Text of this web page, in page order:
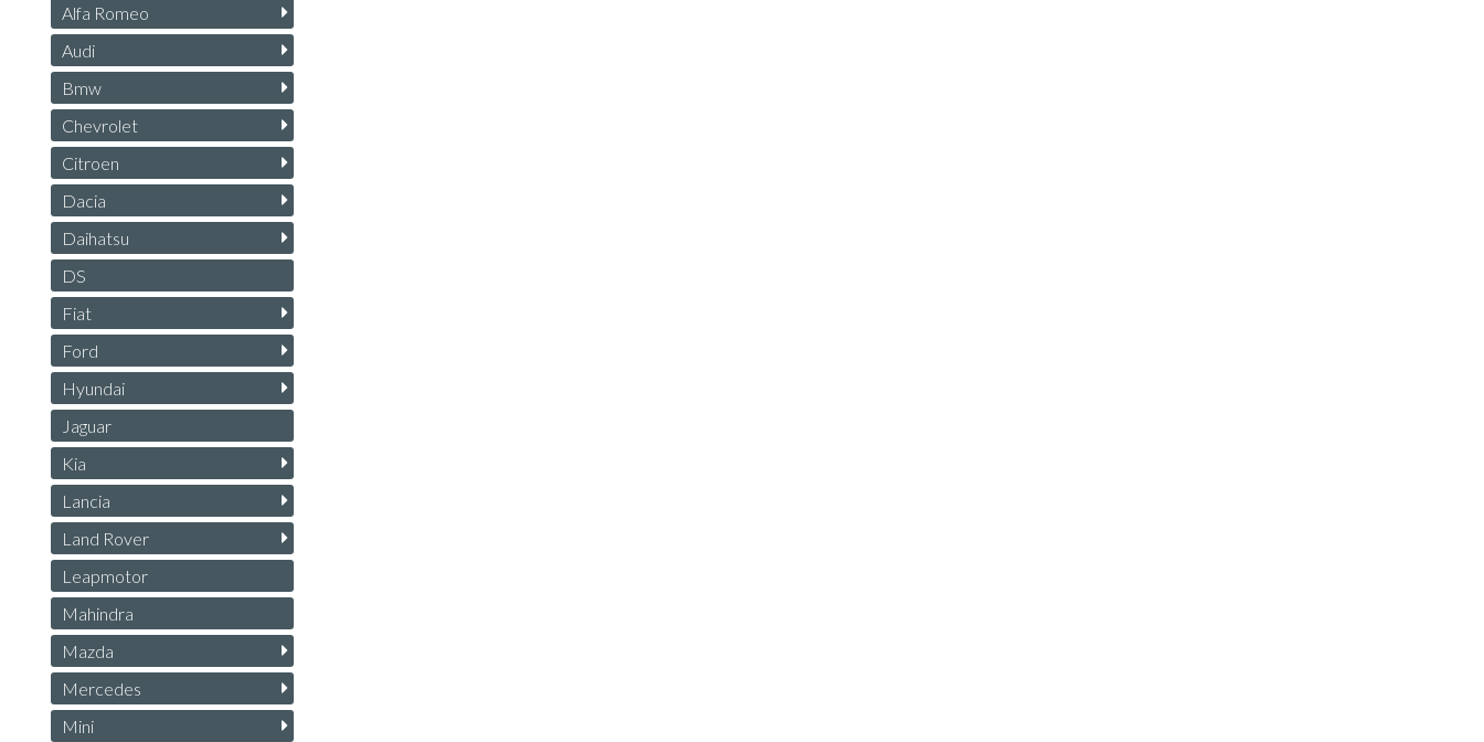
Alfa Romeo
Audi
Bmw
Chevrolet
Citroen
Dacia
Daihatsu
DS
Fiat
Ford
Hyundai
Jaguar
Kia
Lancia
Land Rover
Leapmotor
Mahindra
Mazda
Mercedes
Mini